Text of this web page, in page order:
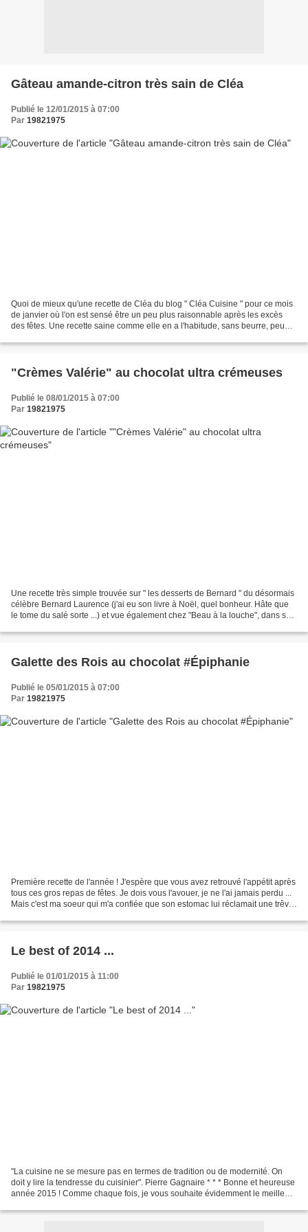
Gâteau amande-citron très sain de Cléa
Publié le 12/01/2015 à 07:00
Par 19821975
Quoi de mieux qu'une recette de Cléa du blog " Cléa Cuisine " pour ce mois
de janvier où l'on est sensé être un peu plus raisonnable après les excès
des fêtes. Une recette saine comme elle en a l'habitude, sans beurre, peu
"Crèmes Valérie" au chocolat ultra crémeuses
Publié le 08/01/2015 à 07:00
Par 19821975
Une recette très simple trouvée sur " les desserts de Bernard " du désormais
célèbre Bernard Laurence (j'ai eu son livre à Noël, quel bonheur. Hâte que
le tome du salé sorte ...) et vue également chez "Beau à la louche", dans son
Galette des Rois au chocolat #Épiphanie
Publié le 05/01/2015 à 07:00
Par 19821975
Première recette de l'année ! J'espère que vous avez retrouvé l'appétit après
tous ces gros repas de fêtes. Je dois vous l'avouer, je ne l'ai jamais perdu ...
Mais c'est ma soeur qui m'a confiée que son estomac lui réclamait une trêve.
Le best of 2014 ...
Publié le 01/01/2015 à 11:00
Par 19821975
"La cuisine ne se mesure pas en termes de tradition ou de modernité. On
doit y lire la tendresse du cuisinier". Pierre Gagnaire * * * Bonne et heureuse
année 2015 ! Comme chaque fois, je vous souhaite évidemment le meilleur ;